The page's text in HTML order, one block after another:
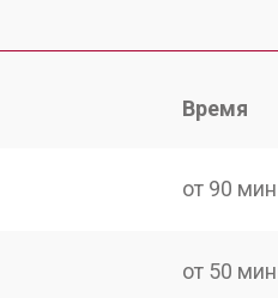
Время
от 90 мин
от 50 мин